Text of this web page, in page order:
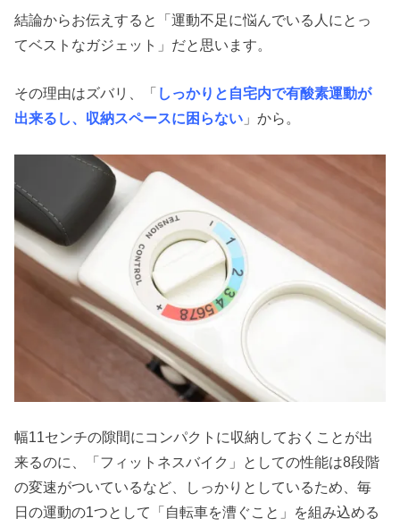
結論からお伝えすると「運動不足に悩んでいる人にとっ
てベストなガジェット」だと思います。
その理由はズバリ、「 しっかりと自宅内で有酸素運動が
出来るし、収納スペースに困らない 」から。
幅11センチの隙間にコンパクトに収納しておくことが出
来るのに、「フィットネスバイク」としての性能は8段階
の変速がついているなど、しっかりとしているため、毎
日の運動の1つとして「自転車を漕ぐこと」を組み込める